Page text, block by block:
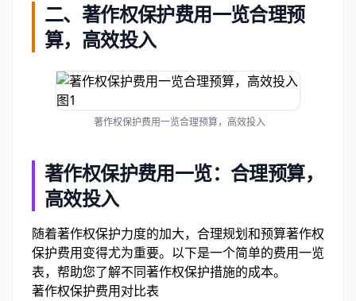
二、著作权保护费用一览合理预
算，高效投入
著作权保护费用一览合理预算，高效投入
著作权保护费用一览：合理预算，
高效投入
随着著作权保护力度的加大，合理规划和预算著作权
保护费用变得尤为重要。以下是一个简单的费用一览
表，帮助您了解不同著作权保护措施的成本。
著作权保护费用对比表